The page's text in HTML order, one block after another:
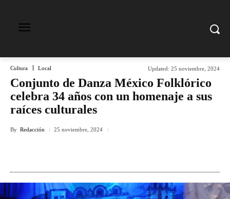
Cultura Local Updated: 25 noviembre, 2024
Conjunto de Danza México Folklórico
celebra 34 años con un homenaje a sus
raíces culturales
By Redacción 25 noviembre, 2024